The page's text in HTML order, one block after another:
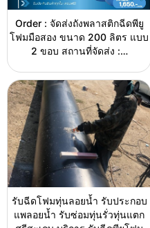
Order : จัดส่งถังพลาสติกฉีดพียู
โฟมมือสอง ขนาด 200 ลิตร แบบ
2 ขอบ สถานที่จัดส่ง :…
รับฉีดโฟมทุ่นลอยน้ำ รับประกอบ
แพลอยน้ำ รับซ่อมทุ่นรั่วทุ่นแตก